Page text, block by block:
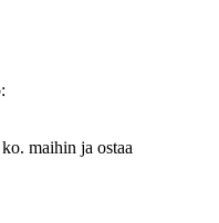
maihin ja ostaa